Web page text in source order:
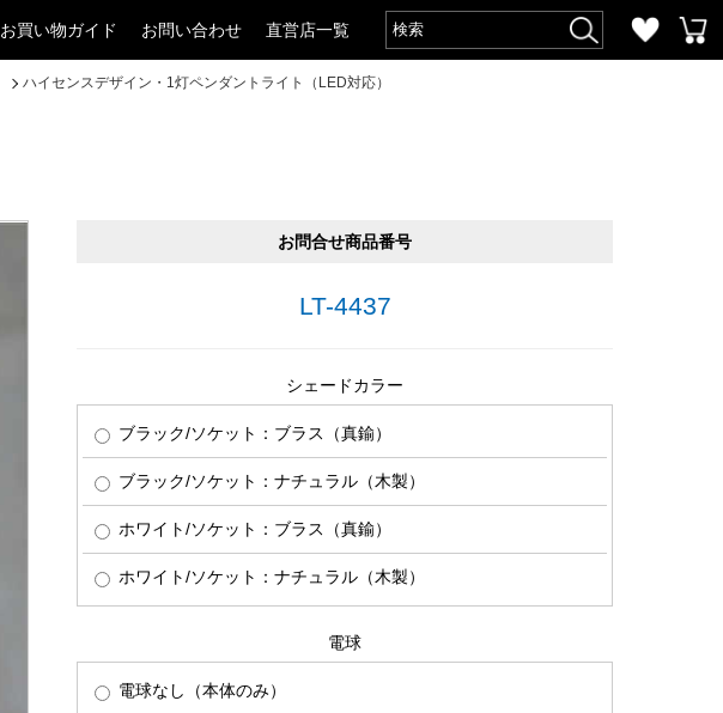
お買い物ガイド お問い合わせ 直営店一覧
ハイセンスデザイン・1灯ペンダントライト（LED対応）
お問合せ商品番号
LT-4437
シェードカラー
ブラック/ソケット：ブラス（真鍮）
ブラック/ソケット：ナチュラル（木製）
ホワイト/ソケット：ブラス（真鍮）
ホワイト/ソケット：ナチュラル（木製）
電球
電球なし（本体のみ）